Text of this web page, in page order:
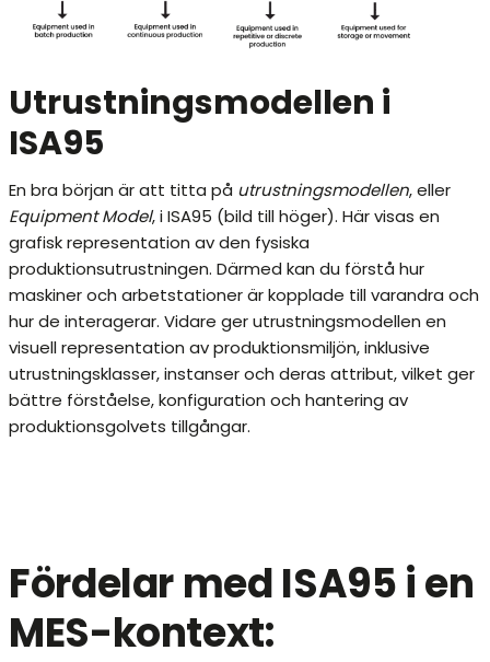
Utrustningsmodellen i
ISA95
En bra början är att titta på utrustningsmodellen, eller
Equipment Model, i ISA95 (bild till höger). Här visas en
grafisk representation av den fysiska
produktionsutrustningen. Därmed kan du förstå hur
maskiner och arbetstationer är kopplade till varandra och
hur de interagerar. Vidare ger utrustningsmodellen en
visuell representation av produktionsmiljön, inklusive
utrustningsklasser, instanser och deras attribut, vilket ger
bättre förståelse, konfiguration och hantering av
produktionsgolvets tillgångar.
Fördelar med ISA95 i en
MES-kontext: